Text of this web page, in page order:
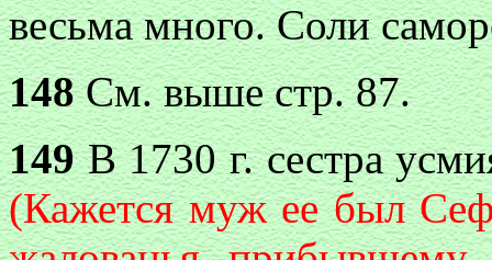
весьма много. Соли
148См. выше стр. 87.
149В 1730 г. сестраyc
(Кажется муж ее был